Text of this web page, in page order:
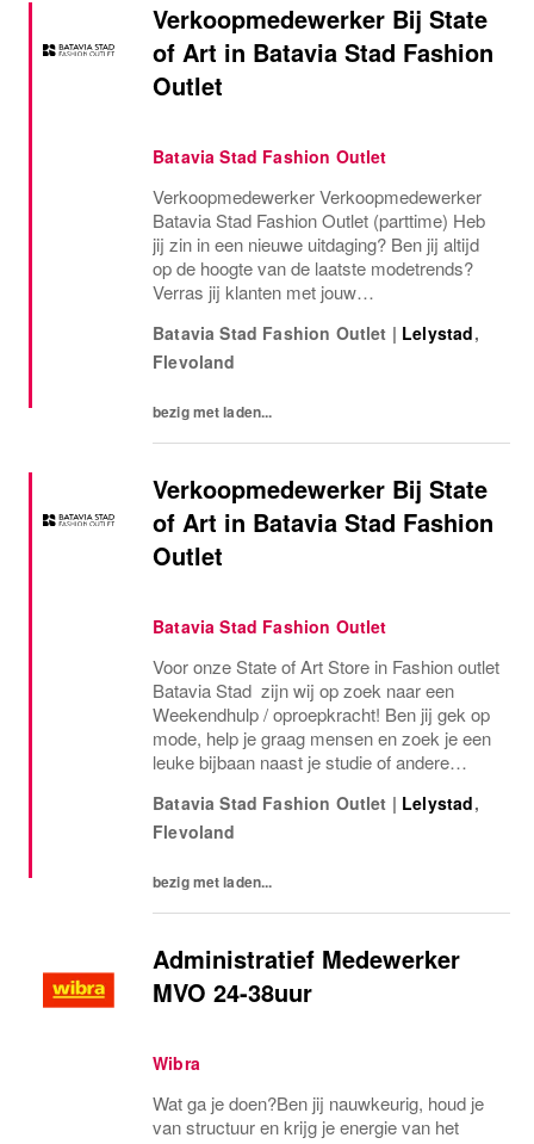
Verkoopmedewerker Bij State
of Art in Batavia Stad Fashion
Outlet
Batavia Stad Fashion Outlet
Verkoopmedewerker Verkoopmedewerker
Batavia Stad Fashion Outlet (parttime) Heb
jij zin in een nieuwe uitdaging? Ben jij altijd
op de hoogte van de laatste modetrends?
Verras jij klanten met jouw
Dan ben jij degene die wij zoeken! Jouw
werkdag als...
Batavia Stad Fashion Outlet | Lelystad,
Flevoland
bezig met laden...
Verkoopmedewerker Bij State
of Art in Batavia Stad Fashion
Outlet
Batavia Stad Fashion Outlet
Voor onze State of Art Store in Fashion outlet
Batavia Stad zijn wij op zoek naar een
Weekendhulp / oproepkracht! Ben jij gek op
mode, help je graag mensen en zoek je een
leuke bijbaan naast je studie of andere
Voor onze Store in Batavia Stad Fashion...
Batavia Stad Fashion Outlet | Lelystad,
Flevoland
bezig met laden...
Administratief Medewerker
MVO 24-38uur
Wibra
Wat ga je doen?Ben jij nauwkeurig, houd je
van structuur en krijg je energie van het